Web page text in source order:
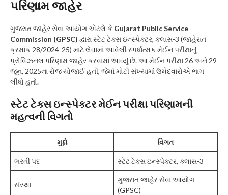
પરિણામ જાહેર
ગુજરાત જાહેર સેવા આયોગ એટલે કે Gujarat Public Service
Commission (GPSC) દ્વારા સ્ટેટ ટેક્સ ઇન્સ્પેક્ટર, ક્લાસ-3 (જાહેરાત
ક્રમાંક 28/2024-25) માટે લેવામાં આવેલી સ્પર્ધાત્મક મેઈન પરીક્ષાનું
પ્રોવિઝનલ પરિણામ જાહેર કરવામાં આવ્યું છે. આ મેઈન પરીક્ષા 26 અને 29
જૂન, 2025ના રોજ યોજાઈ હતી, જેમાં મોટી સંખ્યામાં ઉમેદવારોએ ભાગ
લીધો હતો.
સ્ટેટ ટેક્સ ઇન્સ્પેક્ટર મેઈન પરીક્ષા પરિણામની
મહત્વની વિગતો
મુદ્દો વિગત
ભરતી પદ સ્ટેટ ટેક્સ ઇન્સ્પેક્ટર, ક્લાસ-3
સંસ્થા
ગુજરાત જાહેર સેવા આયોગ
(GPSC)